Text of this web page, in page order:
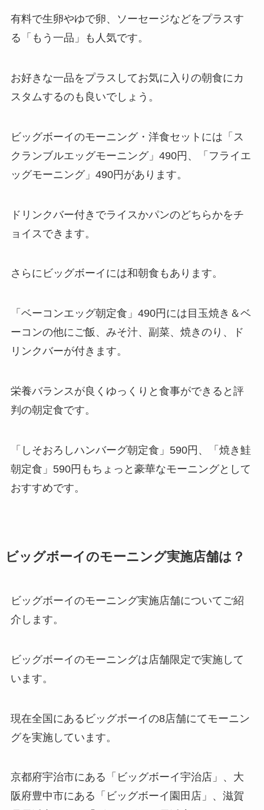
有料で生卵やゆで卵、ソーセージなどをプラスす
る「もう一品」も人気です。
お好きな一品をプラスしてお気に入りの朝食にカ
スタムするのも良いでしょう。
ビッグボーイのモーニング・洋食セットには「ス
クランブルエッグモーニング」490円、「フライエ
ッグモーニング」490円があります。
ドリンクバー付きでライスかパンのどちらかをチ
ョイスできます。
さらにビッグボーイには和朝食もあります。
「ベーコンエッグ朝定食」490円には目玉焼き＆ベ
ーコンの他にご飯、みそ汁、副菜、焼きのり、ド
リンクバーが付きます。
栄養バランスが良くゆっくりと食事ができると評
判の朝定食です。
「しそおろしハンバーグ朝定食」590円、「焼き鮭
朝定食」590円もちょっと豪華なモーニングとして
おすすめです。
ビッグボーイのモーニング実施店舗は？
ビッグボーイのモーニング実施店舗についてご紹
介します。
ビッグボーイのモーニングは店舗限定で実施して
います。
現在全国にあるビッグボーイの8店舗にてモーニン
グを実施しています。
京都府宇治市にある「ビッグボーイ宇治店」、大
阪府豊中市にある「ビッグボーイ園田店」、滋賀